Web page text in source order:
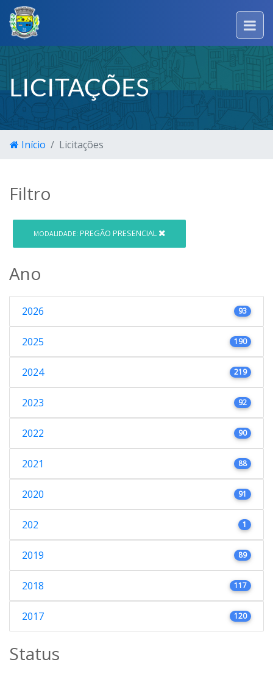
LICITAÇÕES
Início Licitações
Filtro
MODALIDADE: PREGÃO PRESENCIAL
Ano
2026 93
2025 190
2024 219
2023 92
2022 90
2021 88
2020 91
202 1
2019 89
2018 117
2017 120
Status